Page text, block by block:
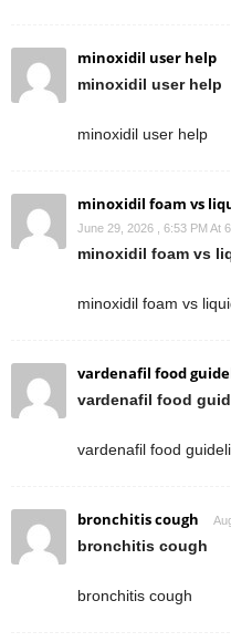
minoxidil user help
minoxidil user help
minoxidil user help
minoxidil foam vs
June 29, 2026 , 6:53 PM At
minoxidil foam vs
minoxidil foam vs
vardenafil food
vardenafil food
vardenafil food
bronchitis cough
bronchitis cough
bronchitis cough